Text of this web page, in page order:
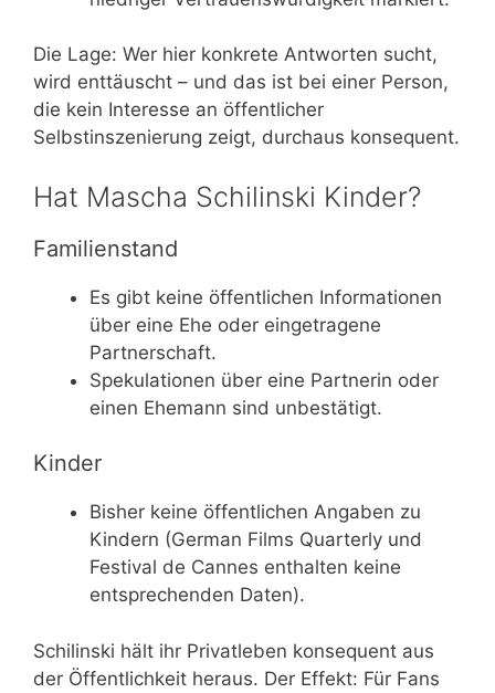
Die Lage: Wer hier konkrete Antworten sucht,
wird enttäuscht – und das ist bei einer Person,
die kein Interesse an öffentlicher
Selbstinszenierung zeigt, durchaus konsequent.
Hat Mascha Schilinski Kinder?
Familienstand
Es gibt keine öffentlichen Informationen
über eine Ehe oder eingetragene
Partnerschaft.
Spekulationen über eine Partnerin oder
einen Ehemann sind unbestätigt.
Kinder
Bisher keine öffentlichen Angaben zu
Kindern (German Films Quarterly und
Festival de Cannes enthalten keine
entsprechenden Daten).
Schilinski hält ihr Privatleben konsequent aus
der Öffentlichkeit heraus. Der Effekt: Für Fans